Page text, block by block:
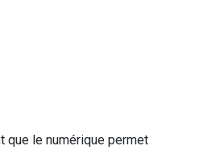
que le numérique permet